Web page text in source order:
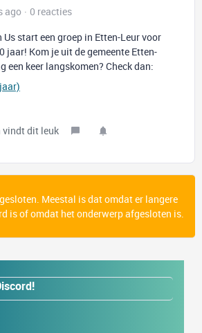
ago
0 reacties
start een groep in Etten-Leur voor
jaar! Kom je uit de gemeente Etten-
een keer langskomen? Check dan:
vindt dit leuk
Meestal is dat omdat er langere
is of omdat het onderwerp afgesloten is.